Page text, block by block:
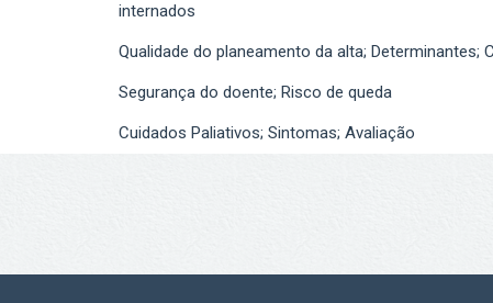
internados
Qualidade do planeamento da alta; Determinantes;
Segurança do doente; Risco de queda
Cuidados Paliativos; Sintomas; Avaliação